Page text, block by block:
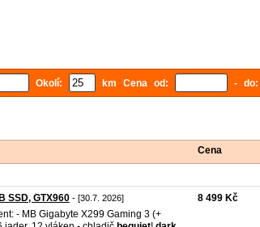
Okolí: km Cena od: - do:
Cena
SSD, GTX960 - [30.7. 2026]
- MB Gigabyte X299 Gaming 3 (+
8 499 Kč